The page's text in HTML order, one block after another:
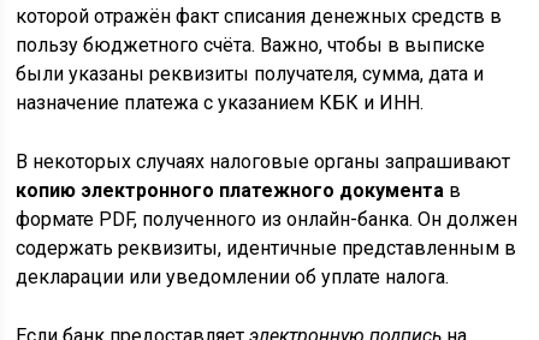
которой отражён факт списания денежных средств в
пользу бюджетного счёта. Важно, чтобы в выписке
были указаны реквизиты получателя, сумма, дата и
назначение платежа с указанием КБК и ИНН.
В некоторых случаях налоговые органы запрашивают
копию электронного платежного документа в
формате PDF, полученного из онлайн-банка. Он должен
содержать реквизиты, идентичные представленным в
декларации или уведомлении об уплате налога.
Если банк предоставляетэлектронную подпись на